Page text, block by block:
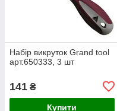
Набір викруток Grand tool
арт.650333, 3 шт
141 ₴
Купити